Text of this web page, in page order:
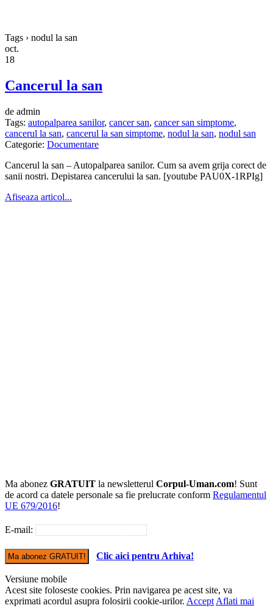
Tags › nodul la san
oct.
18
Cancerul la san
de admin
Tags: autopalparea sanilor, cancer san, cancer san simptome,
cancerul la san, cancerul la san simptome, nodul la san, nodul san
Categorie: Documentare
Cancerul la san – Autopalparea sanilor. Cum sa avem grija corect de
sanii nostri. Depistarea cancerului la san. [youtube PAU0X-1RPIg]
Afiseaza articol...
Ma abonez GRATUIT la newsletterul Corpul-Uman.com! Sunt
de acord ca datele personale sa fie prelucrate conform Regulamentul
UE 679/2016!
E-mail:
Clic aici pentru Arhiva!
Versiune mobile
Acest site foloseste cookies. Prin navigarea pe acest site, va
exprimati acordul asupra folosirii cookie-urilor. Accept Aflati mai